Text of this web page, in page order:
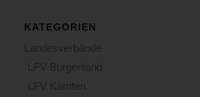
KATEGORIEN